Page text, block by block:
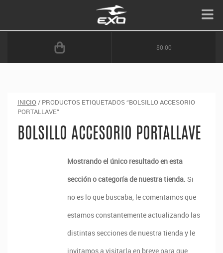
$0.00
INICIO / PRODUCTOS ETIQUETADOS “BOLSILLO ACCESORIO
PORTALLAVE”
BOLSILLO ACCESORIO PORTALLAVE
Mostrando el único resultado en esta
sección o categoría de nuestra tienda. Si
no es lo que buscaba, le comentamos que
estamos constantemente actualizando las
distintas secciones de nuestra tienda y le
invitamos a visitarla en breve para que